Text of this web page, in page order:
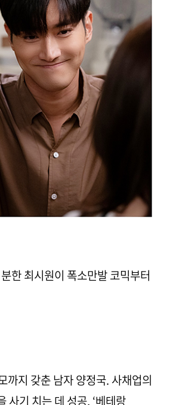
한 최시원이 폭소만발 코믹부터
까지 갖춘 남자 양정국. 사채업의
사기 치는 데 성공, ‘베테랑